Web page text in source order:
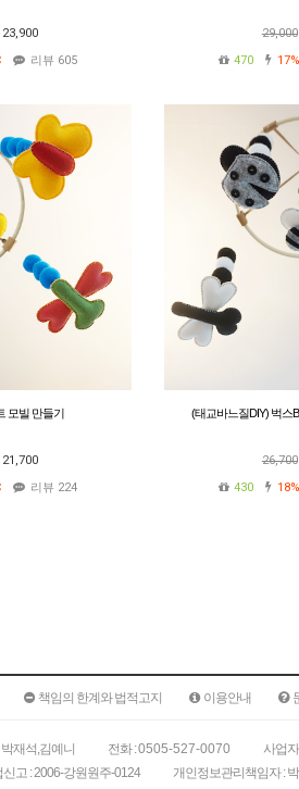
23,900
리뷰 605
29,000
470
17%
모빌 만들기
21,700
리뷰 224
(태교바느질DIY) 벅스
26,700
430
18%
책임의 한계와 법적고지 이용안내
박재석,김예니 전화 :0505-527-0070 사업
고 : 2006-강원원주-0124 개인정보관리책임자 :